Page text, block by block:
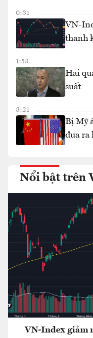
0:31
VN-
thanh
1:53
Hai
suất
3:21
Bị Mỹ
đưa ra
Nổi bật trên
VN-Index giảm